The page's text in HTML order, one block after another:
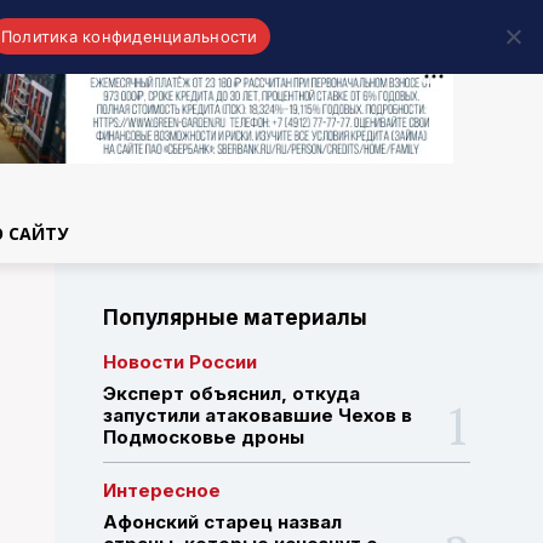
САЙТУ
Популярные материалы
Новости России
Эксперт объяснил, откуда
запустили атаковавшие Чехов в
Подмосковье дроны
Интересное
Афонский старец назвал
Политика конфиденциальности